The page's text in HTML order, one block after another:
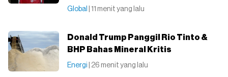
Global | 11 menit yang lalu
Donald Trump Panggil Rio Tinto &
BHP Bahas Mineral Kritis
Energi | 26 menit yang lalu